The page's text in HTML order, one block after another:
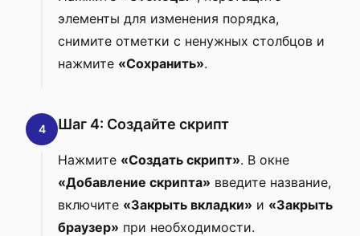
элементы для изменения порядка,
снимите отметки с ненужных столбцов и
нажмите «Сохранить».
4 Шаг 4: Создайте скрипт
Нажмите «Создать скрипт». В окне
«Добавление скрипта» введите название,
включите «Закрыть вкладки» и «Закрыть
браузер» при необходимости.